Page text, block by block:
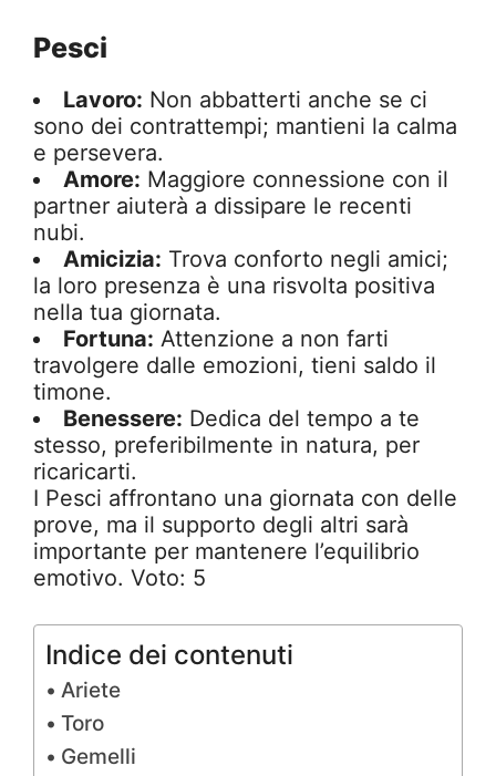
Pesci
Lavoro: Non abbatterti anche se ci
sono dei contrattempi; mantieni la calma
e persevera.
Amore: Maggiore connessione con il
partner aiuterà a dissipare le recenti
nubi.
Amicizia: Trova conforto negli amici;
la loro presenza è una risvolta positiva
nella tua giornata.
Fortuna: Attenzione a non farti
travolgere dalle emozioni, tieni saldo il
timone.
Benessere: Dedica del tempo a te
stesso, preferibilmente in natura, per
ricaricarti.
I Pesci affrontano una giornata con delle
prove, ma il supporto degli altri sarà
importante per mantenere l’equilibrio
emotivo. Voto: 5
Indice dei contenuti
Ariete
Toro
Gemelli